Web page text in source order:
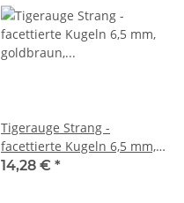
Tigerauge Strang -
facettierte Kugeln 6,5 mm,
goldbraun, Länge 37,5 cm
14,28 € *